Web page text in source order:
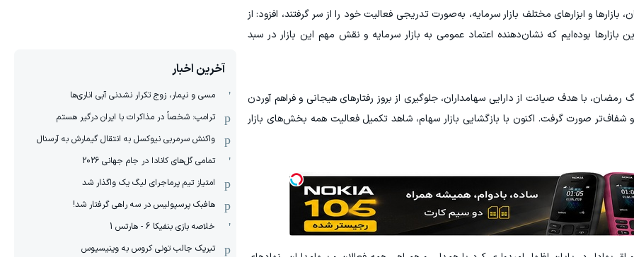
و ابزارهای مختلف بازار سرمایه، به‌صورت تدریجی فعالیت خود را از سر گرفتند، افزود: از
بوده‌ایم که نشان‌دهنده اعتماد عمومی به بازار سرمایه و نقش مهم این بازار در سبد
با هدف صیانت از دارایی سهامداران، جلوگیری از بروز رفتارهای هیجانی و فراهم آوردن
و شفاف‌تر صورت‌ گرفت. اکنون با بازگشایی بازار سهام، شاهد تکمیل فعالیت همه بخش‌های بازار
آخرین اخبار
مسی و نیمار، زوج تکرار نشدنی آبی اناری‌ها
ترامپ: شخصاً در مذاکرات با ایران درگیر هستم
واکنش سرمربی نیوکسل به انتقال گیمارش به آرسنال
تمامی گل‌های کانادا در جام جهانی 2026
امتیاز تیم پرماجرای لیگ یک واگذار شد
هافبک پرسپولیس در سه راهی گرفتار شد!
خلاصه بازی بنفیکا 6 - هارتس 1
تبریک جالب تونی کروس به وینیسیوس